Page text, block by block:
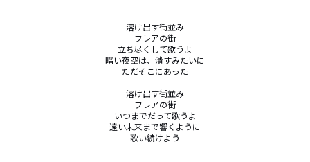
溶け出す街並み
フレアの街
立ち尽くして歌うよ
暗い夜空は、潰すみたいに
ただそこにあった
溶け出す街並み
フレアの街
いつまでだって歌うよ
遠い未来まで響くように
歌い続けよう